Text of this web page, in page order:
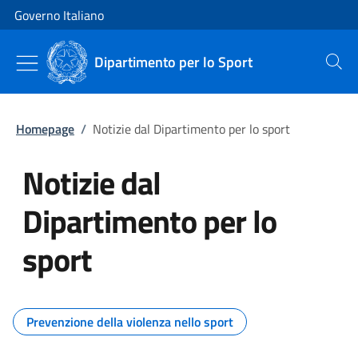
Vai al contenuto
Vai alla navigazione del sito
Governo Italiano
Dipartimento per lo Sport Cerca
Homepage / Notizie dal Dipartimento per lo sport
Notizie dal
Dipartimento per lo
sport
Tutti i contenuti della pagina
Prevenzione della violenza nello sport